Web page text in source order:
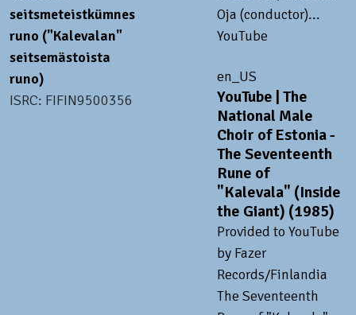
seitsmeteistkümnes
runo ("Kalevalan"
seitsemästoista
runo)
ISRC: FIFIN9500356
Oja (conductor)...
YouTube
en_US
YouTube | The
National Male
Choir of Estonia -
The Seventeenth
Rune of
"Kalevala" (Inside
the Giant) (1985)
Provided to YouTube
by Fazer
Records/Finlandia
The Seventeenth